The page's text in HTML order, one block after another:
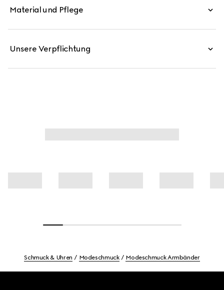
Material und Pflege
Unsere Verpflichtung
Schmuck & Uhren Modeschmuck Modeschmuck Armbänder